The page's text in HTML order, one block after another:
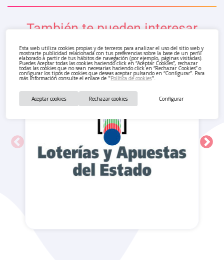
Esta web utiliza cookies propias y de terceros para analizar el uso del sitio web y
mostrarte publicidad relacionada con tus preferencias sobre la base de un perfil
elaborado a partir de tus hábitos de navegación (por ejemplo, páginas visitadas).
Puedes Aceptar todas las cookies haciendo click en “Aceptar Cookies”, rechazar
todas las cookies que no sean necesarias haciendo click en “Rechazar Cookies” o
configurar los tipos de cookies que deseas aceptar pulsando en “Configurar”. Para
más información consulte el enlace de "Política de cookies".
Configurar
Rechazar cookies
Aceptar cookies
También te pueden interesar